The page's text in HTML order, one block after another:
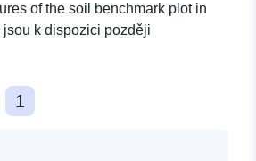
of the soil benchmark plot in
k dispozici později
1